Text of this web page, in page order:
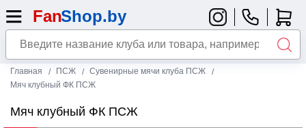
Главная ПСЖ
Сувенирные мячи клуба ПСЖ
Мяч клубный ФК ПСЖ
Мяч клубный ФК ПСЖ